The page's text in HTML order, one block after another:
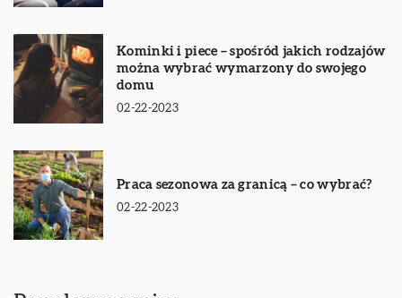
Kominki i piece – spośród jakich rodzajów
można wybrać wymarzony do swojego
domu
02-22-2023
Praca sezonowa za granicą – co wybrać?
02-22-2023